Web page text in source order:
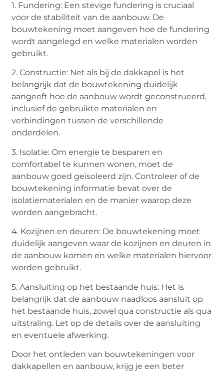
1. Fundering: Een stevige fundering is cruciaal
voor de stabiliteit van de aanbouw. De
bouwtekening moet aangeven hoe de fundering
wordt aangelegd en welke materialen worden
gebruikt.
2. Constructie: Net als bij de dakkapel is het
belangrijk dat de bouwtekening duidelijk
aangeeft hoe de aanbouw wordt geconstrueerd,
inclusief de gebruikte materialen en
verbindingen tussen de verschillende
onderdelen.
3. Isolatie: Om energie te besparen en
comfortabel te kunnen wonen, moet de
aanbouw goed geïsoleerd zijn. Controleer of de
bouwtekening informatie bevat over de
isolatiematerialen en de manier waarop deze
worden aangebracht.
4. Kozijnen en deuren: De bouwtekening moet
duidelijk aangeven waar de kozijnen en deuren in
de aanbouw komen en welke materialen hiervoor
worden gebruikt.
5. Aansluiting op het bestaande huis: Het is
belangrijk dat de aanbouw naadloos aansluit op
het bestaande huis, zowel qua constructie als qua
uitstraling. Let op de details over de aansluiting
en eventuele afwerking.
Door het ontleden van bouwtekeningen voor
dakkapellen en aanbouw, krijg je een beter